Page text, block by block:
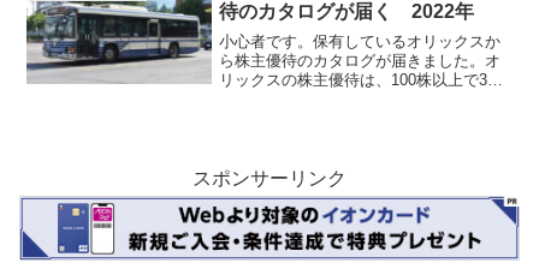
待のカタログが届く 2022年
小心者です。保有しているオリックスか
ら株主優待のカタログが届きました。オ
リックスの株主優待は、100株以上で3年
スポンサーリンク